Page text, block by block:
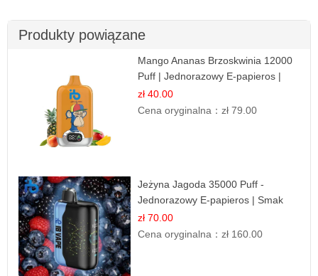
Produkty powiązane
Mango Ananas Brzoskwinia 12000
Puff | Jednorazowy E-papieros |
Tropikalny Smak
zł 40.00
Cena oryginalna：zł 79.00
Jeżyna Jagoda 35000 Puff -
Jednorazowy E-papieros | Smak
Leśnych Owoców
zł 70.00
Cena oryginalna：zł 160.00